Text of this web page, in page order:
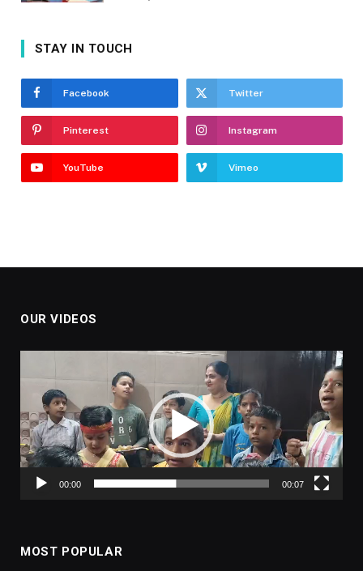
STAY IN TOUCH
Facebook Twitter
Pinterest Instagram
YouTube Vimeo
OUR VIDEOS
00:00 00:07
MOST POPULAR